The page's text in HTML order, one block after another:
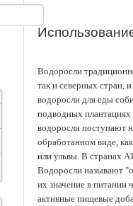
Водоросли
так и северных стран,
водоросли для еды
подводных
водоросли поступают
обработанном виде,
или ульвы. В странах
Водоросли называют
их значение в питании
активные пищевые